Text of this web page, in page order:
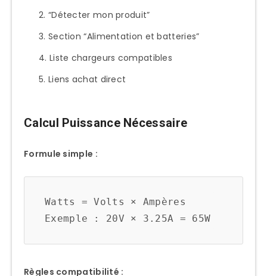
“Détecter mon produit”
Section “Alimentation et batteries”
Liste chargeurs compatibles
Liens achat direct
Calcul Puissance Nécessaire
Formule simple :
Watts = Volts × Ampères
Règles compatibilité :